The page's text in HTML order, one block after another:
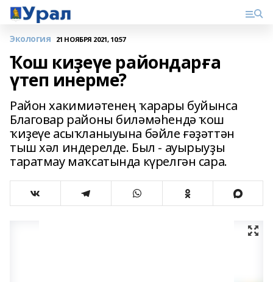
Экология 21 НОЯБРЯ 2021, 10:57
Ҡош киҙеүе райондарға
үтеп инерме?
Район хакимиәтенең ҡарары буйынса
Благовар районы биләмәһендә ҡош
ҡиҙеүе асыҡланыуына бәйле ғәҙәттән
тыш хәл индерелде. Был - ауырыуҙы
таратмау маҡсатында күрелгән сара.